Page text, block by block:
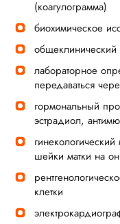
(коагулограмма)
биохимическое
общеклинический
лабораторное
передаваться
гормональный
эстрадиол,
шейки матки на
клетки